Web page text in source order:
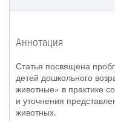
Аннотация
Статья посвящена
детей дошкольного
животные» в практике
и уточнения
животных.